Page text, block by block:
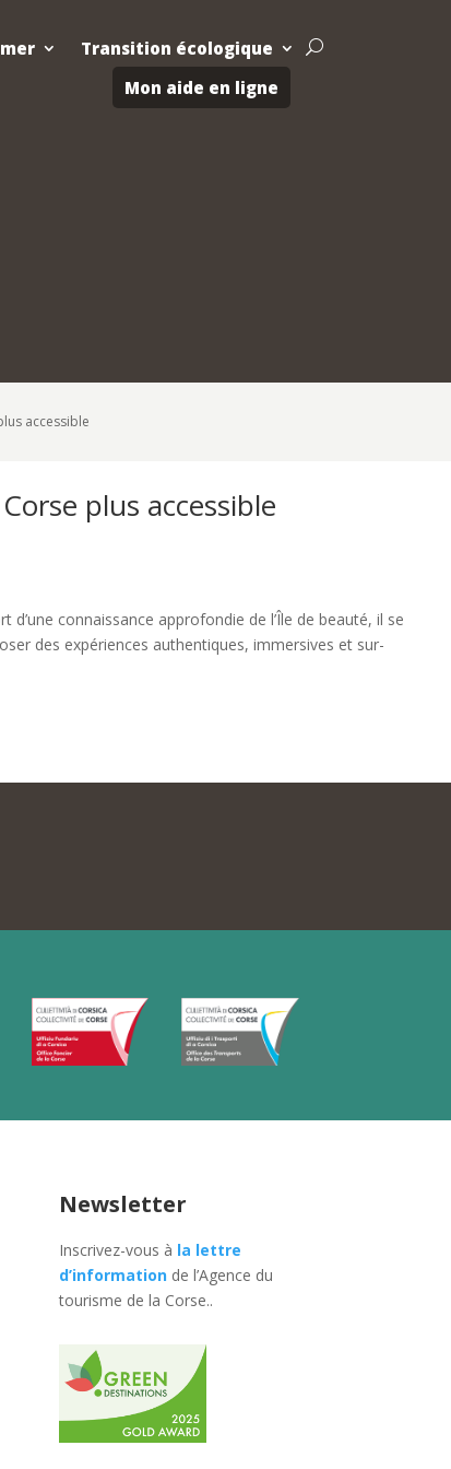
Transition écologique
Mon aide en ligne
U
accessible
plus accessible
connaissance approfondie de l’Île de beauté, il se
des expériences authentiques, immersives et sur-
Newsletter
Inscrivez-vous à la lettre
d’information de l’Agence du
tourisme de la Corse..